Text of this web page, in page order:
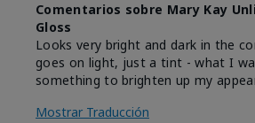
Comentarios sobre Mary Kay
Gloss
Looks very bright and dark in the
goes on light, just a tint - what I
something to brighten up my
Mostrar Traducción